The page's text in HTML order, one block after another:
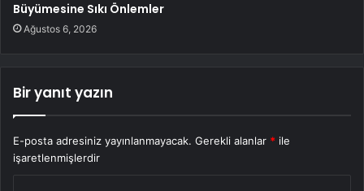
Büyümesine Sıkı Önlemler
Ağustos 6, 2026
Bir yanıt yazın
E-posta adresiniz yayınlanmayacak. Gerekli alanlar * ile
işaretlenmişlerdir